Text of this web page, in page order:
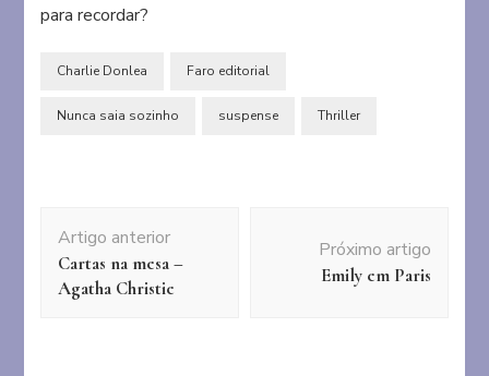
para recordar?
Charlie Donlea Faro editorial
Nunca saia sozinho suspense Thriller
de
post
Artigo anterior
Cartas na mesa –
Agatha Christie
Próximo artigo
Emily em Paris